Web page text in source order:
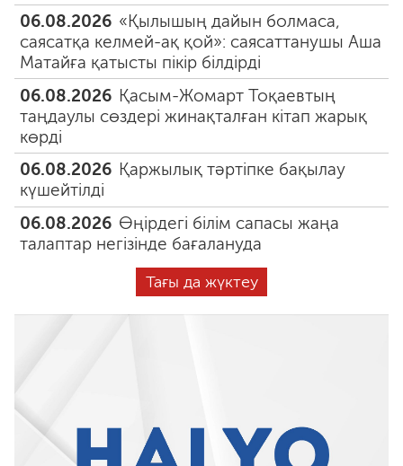
06.08.2026 «Қылышың дайын болмаса,
саясатқа келмей-ақ қой»: саясаттанушы Аша
Матайға қатысты пікір білдірді
06.08.2026 Қасым-Жомарт Тоқаевтың
таңдаулы сөздері жинақталған кітап жарық
көрді
06.08.2026 Қаржылық тәртіпке бақылау
күшейтілді
06.08.2026 Өңірдегі білім сапасы жаңа
талаптар негізінде бағалануда
Тағы да жүктеу